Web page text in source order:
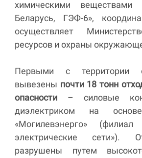
химическими веществами
Беларусь, ГЭФ-6»,
осуществляет
ресурсов и охраны
Первыми с территории
вывезены почти 18 тонн
опасности – силовые
диэлектриком на
«Могилевэнерго» (филиал
электрические сети»).
разрушены путем